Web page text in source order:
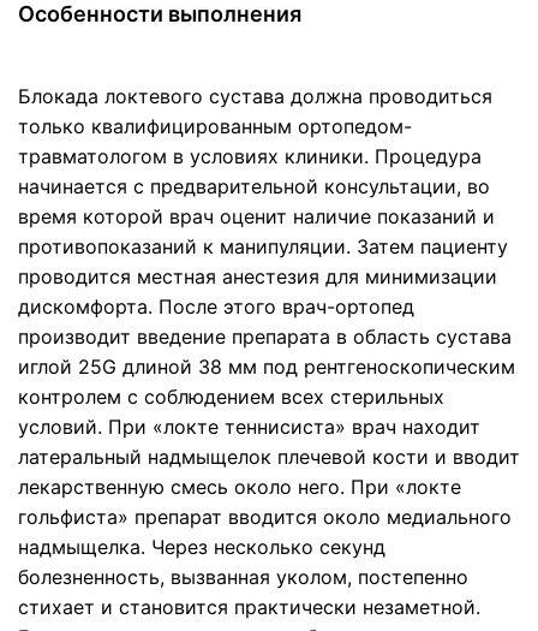
Особенности выполнения
Блокада локтевого сустава должна проводиться
только квалифицированным ортопедом-
травматологом в условиях клиники. Процедура
начинается с предварительной консультации, во
время которой врач оценит наличие показаний и
противопоказаний к манипуляции. Затем пациенту
проводится местная анестезия для минимизации
дискомфорта. После этого врач-ортопед
производит введение препарата в область сустава
иглой 25G длиной 38 мм под рентгеноскопическим
контролем с соблюдением всех стерильных
условий. При «локте теннисиста» врач находит
латеральный надмыщелок плечевой кости и вводит
лекарственную смесь около него. При «локте
гольфиста» препарат вводится около медиального
надмыщелка. Через несколько секунд
болезненность, вызванная уколом, постепенно
стихает и становится практически незаметной.